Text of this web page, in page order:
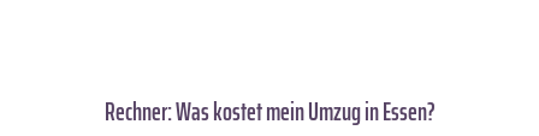
Rechner: Was kostet mein Umzug in Essen?